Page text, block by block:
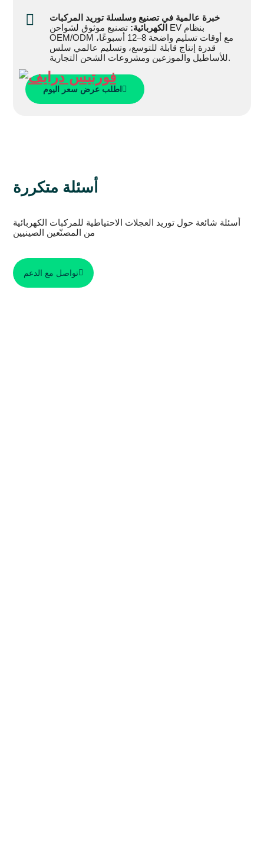
خبرة عالمية في تصنيع وسلسلة توريد المركبات
الكهربائية: تصنيع موثوق لشواحن EV بنظام
OEM/ODM مع أوقات تسليم واضحة 8–12 أسبوعًا،
قدرة إنتاج قابلة للتوسع، وتسليم عالمي سلس
للأساطيل والموزعين ومشروعات الشحن التجارية.
اطلب عرض سعر اليوم
أسئلة متكررة
أسئلة شائعة حول توريد العجلات الاحتياطية للمركبات الكهربائية
من المصنّعين الصينيين
تواصل مع الدعم